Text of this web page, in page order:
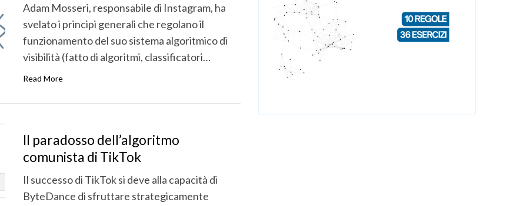
Adam Mosseri, responsabile di Instagram, ha
svelato i principi generali che regolano il
funzionamento del suo sistema algoritmico di
visibilità (fatto di algoritmi, classificatori…
Read More
Il paradosso dell’algoritmo
comunista di TikTok
Il successo di TikTok si deve alla capacità di
ByteDance di sfruttare strategicamente